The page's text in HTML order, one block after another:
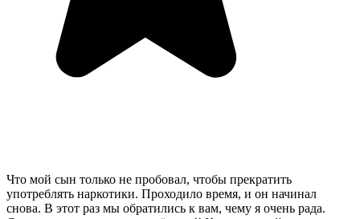
Что мой сын только не пробовал, чтобы прекратить
употреблять наркотики. Проходило время, и он начинал
снова. В этот раз мы обратились к вам, чему я очень рада.